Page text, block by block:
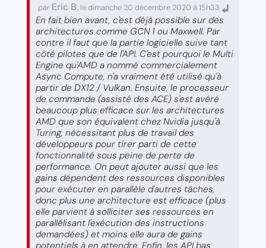
par Eric B. le dimanche 20 décembre 2020 à 15h33
En fait bien avant, c'est déjà possible sur des
architectures comme GCN 1 ou Maxwell. Par
contre il faut que la partie logicielle suive tant
côté pilotes que de l'API. C'est pourquoi le Multi
Engine qu'AMD a nommé commercialement
Async Compute, n'a vraiment été utilisé qu'à
partir de DX12 / Vulkan. Ensuite, le processeur
de commande (assisté des ACE) s'est avéré
beaucoup plus efficace sur les architectures
AMD que son équivalent chez Nvidia jusqu'à
Turing, nécessitant plus de travail des
développeurs pour tirer parti de cette
fonctionnalité sous peine de perte de
performance. On peut ajouter aussi que les
gains dépendent des ressources disponibles
pour exécuter en parallèle d'autres tâches,
donc plus une architecture est efficace (plus
elle parvient à solliciter ses ressources en
parallélisant l'exécution des instructions
demandées) et moins elle aura de gains